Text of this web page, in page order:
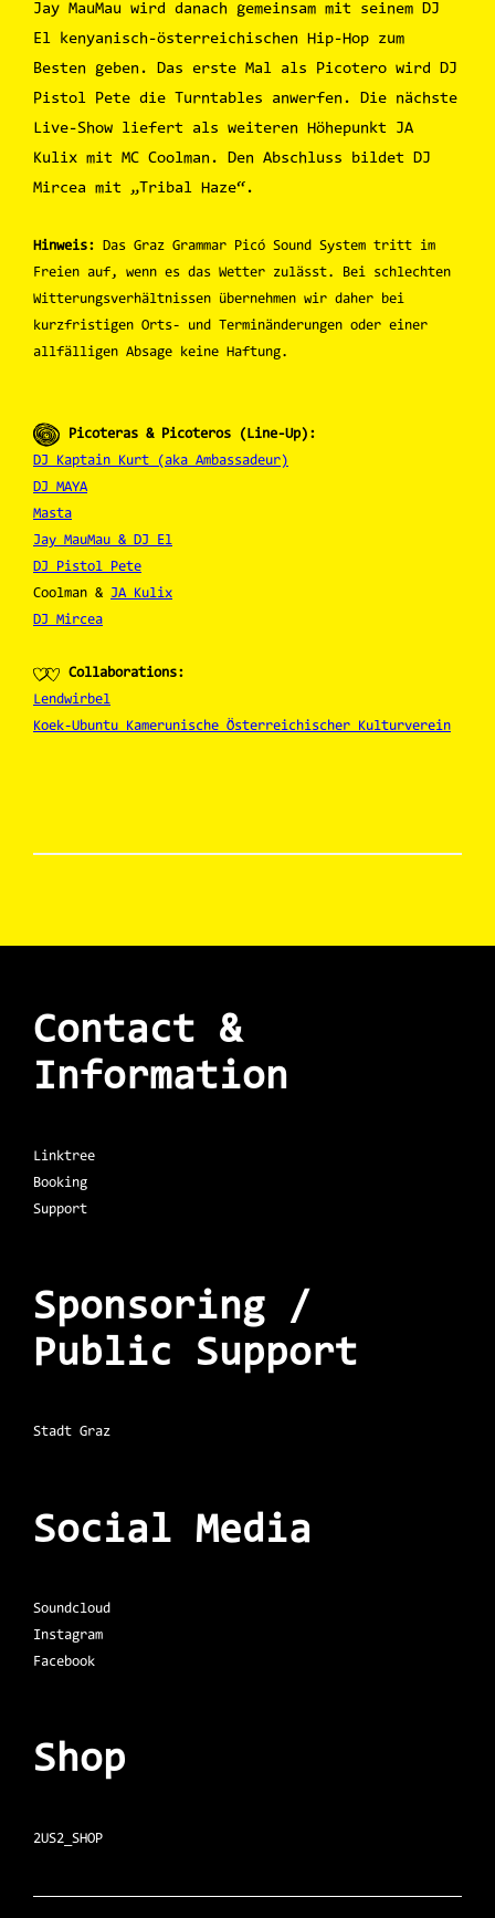
Jay MauMau wird danach gemeinsam mit seinem DJ
El kenyanisch-österreichischen Hip-Hop zum
Besten geben. Das erste Mal als Picotero wird DJ
Pistol Pete die Turntables anwerfen. Die nächste
Live-Show liefert als weiteren Höhepunkt JA
Kulix mit MC Coolman. Den Abschluss bildet DJ
Mircea mit „Tribal Haze“.
Hinweis: Das Graz Grammar Picó Sound System tritt im
Freien auf, wenn es das Wetter zulässt. Bei schlechten
Witterungsverhältnissen übernehmen wir daher bei
kurzfristigen Orts- und Terminänderungen oder einer
allfälligen Absage keine Haftung.
Picoteras & Picoteros (Line-Up):
DJ Kaptain Kurt (aka Ambassadeur)
DJ MAYA
Masta
Jay MauMau & DJ El
DJ Pistol Pete
Coolman & JA Kulix
DJ Mircea
Collaborations:
Lendwirbel
Koek-Ubuntu Kamerunische Österreichischer Kulturverein
Contact &
Information
Linktree
Booking
Support
Sponsoring /
Public Support
Stadt Graz
Social Media
Soundcloud
Instagram
Facebook
Shop
2US2_SHOP